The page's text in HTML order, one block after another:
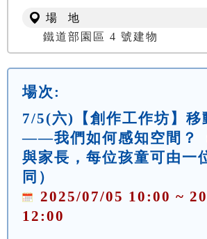
場 地
鐵道部園區 4 號建物
場次:
7/5(六)【創作工作坊】移
——我們如何感知空間？
與家長，每位孩童可由一
同）
2025/07/05 10:00 ~
12:00